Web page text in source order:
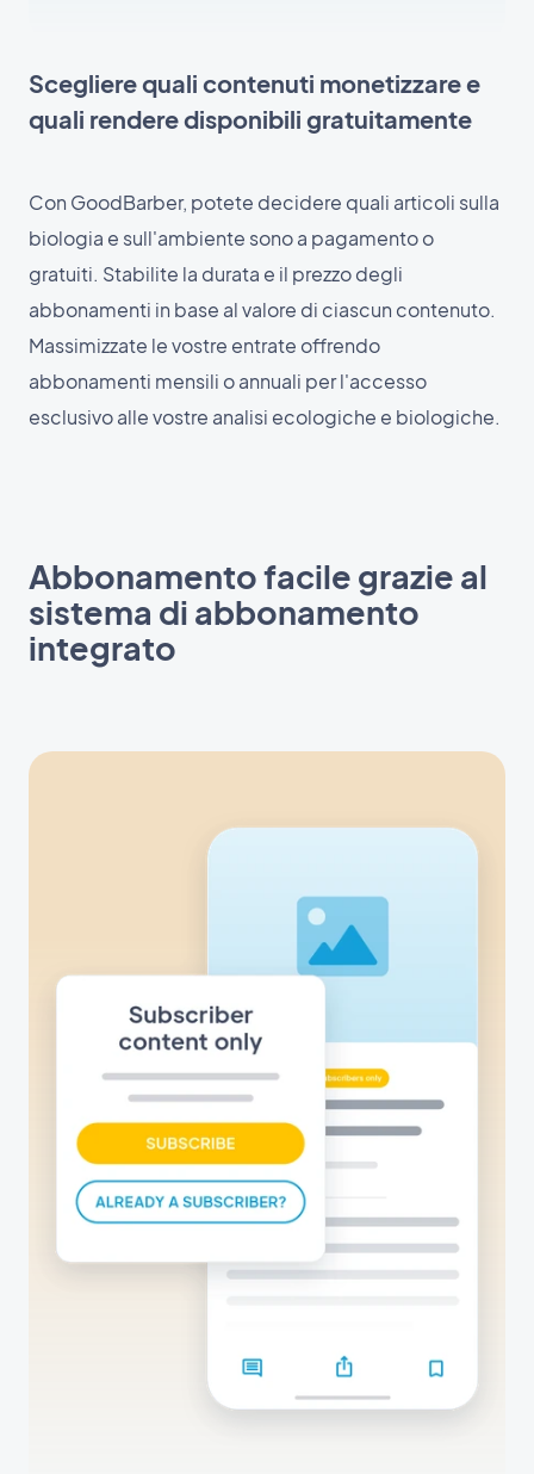
Scegliere quali contenuti monetizzare e
quali rendere disponibili gratuitamente
Con GoodBarber, potete decidere quali articoli sulla
biologia e sull'ambiente sono a pagamento o
gratuiti. Stabilite la durata e il prezzo degli
abbonamenti in base al valore di ciascun contenuto.
Massimizzate le vostre entrate offrendo
abbonamenti mensili o annuali per l'accesso
esclusivo alle vostre analisi ecologiche e biologiche.
Abbonamento facile grazie al
sistema di abbonamento
integrato